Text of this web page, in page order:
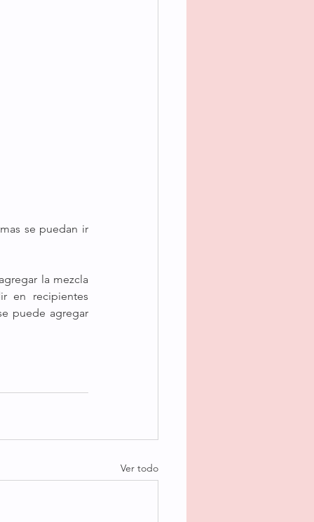
se puedan ir
la mezcla
en recipientes
Ver todo